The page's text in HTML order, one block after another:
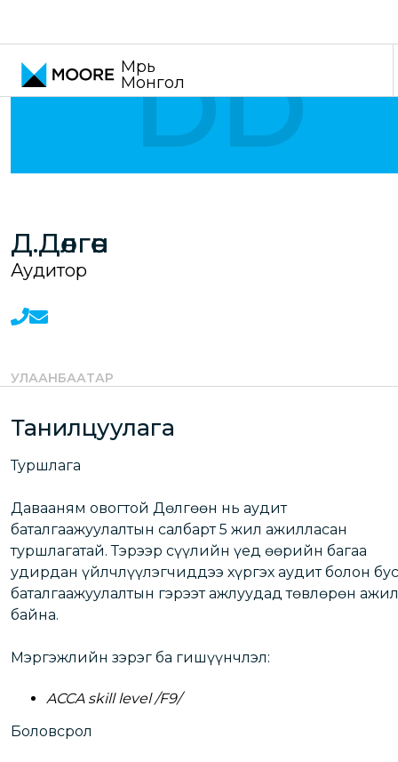
Мүүрь
Монгол
DD
Д.Дөлгөөн
Аудитор
УЛААНБААТАР
Танилцуулага
Туршлага
Давааням овогтой Дөлгөөн нь аудит
баталгаажуулалтын салбарт 5 жил ажилласан
туршлагатай. Тэрээр сүүлийн үед өөрийн багаа
удирдан үйлчлүүлэгчиддээ хүргэх аудит болон
баталгаажуулалтын гэрээт ажлуудад төвлөрөн
байна.
Мэргэжлийн зэрэг ба гишүүнчлэл:
ACCA skill level /F9/
Боловсрол